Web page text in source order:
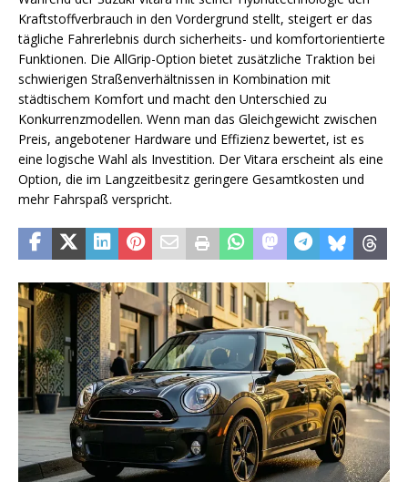
Kraftstoffverbrauch in den Vordergrund stellt, steigert er das
tägliche Fahrerlebnis durch sicherheits- und komfortorientierte
Funktionen. Die AllGrip-Option bietet zusätzliche Traktion bei
schwierigen Straßenverhältnissen in Kombination mit
städtischem Komfort und macht den Unterschied zu
Konkurrenzmodellen. Wenn man das Gleichgewicht zwischen
Preis, angebotener Hardware und Effizienz bewertet, ist es
eine logische Wahl als Investition. Der Vitara erscheint als eine
Option, die im Langzeitbesitz geringere Gesamtkosten und
mehr Fahrspaß verspricht.